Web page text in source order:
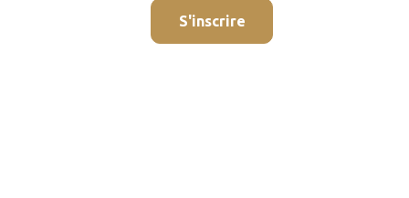
S'inscrire